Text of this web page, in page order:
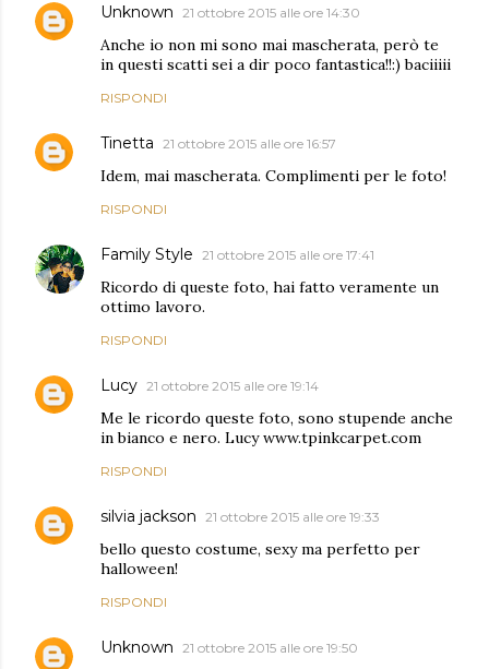
Unknown 21 ottobre 2015 alle ore 14:30
Anche io non mi sono mai mascherata, però te
in questi scatti sei a dir poco fantastica!!:) baciiiii
RISPONDI
Tinetta 21 ottobre 2015 alle ore 16:57
Idem, mai mascherata. Complimenti per le foto!
RISPONDI
Family Style 21 ottobre 2015 alle ore 17:41
Ricordo di queste foto, hai fatto veramente un
ottimo lavoro.
RISPONDI
Lucy 21 ottobre 2015 alle ore 19:14
Me le ricordo queste foto, sono stupende anche
in bianco e nero. Lucy www.tpinkcarpet.com
RISPONDI
silvia jackson 21 ottobre 2015 alle ore 19:33
bello questo costume, sexy ma perfetto per
halloween!
RISPONDI
Unknown 21 ottobre 2015 alle ore 19:50